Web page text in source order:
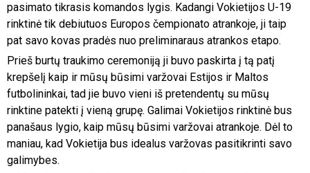
pasimato tikrasis komandos lygis. Kadangi Vokietijos U-19
rinktinė tik debiutuos Europos čempionato atrankoje, ji taip
pat savo kovas pradės nuo preliminaraus atrankos etapo.
Prieš burtų traukimo ceremoniją ji buvo paskirta į tą patį
krepšelį kaip ir mūsų būsimi varžovai Estijos ir Maltos
futbolininkai, tad jie buvo vieni iš pretendentų su mūsų
rinktine patekti į vieną grupę. Galimai Vokietijos rinktinė bus
panašaus lygio, kaip mūsų būsimi varžovai atrankoje. Dėl to
maniau, kad Vokietija bus idealus varžovas pasitikrinti savo
galimybes.